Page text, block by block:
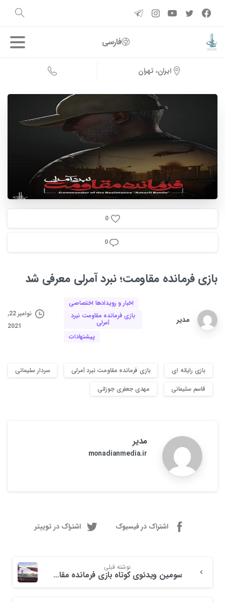
فارسی
ایران، تهران
0
0
بازی فرمانده مقاومت؛ نبردآمرلی معرفی شد
مدیر
اخبار و رویدادها اختصاصی
بازی فرمانده مقاومت نبرد
آمرلی
پیشنهادات
نوامبر 22,
2021
بازی رایانه ای بازی فرمانده مقاومت نبرد آمرلی
سردار سلیمانی
قاسم سلیمانی
مهدی جعفری جوزانی
مدیر
monadianmedia.ir
اشتراک در فیسبوک اشتراک در توییتر
نوشته قبلی
سومین ویدئوی کوتاه بازی فرمانده مقاومت؛ نبرد آمرلی منتشر شد